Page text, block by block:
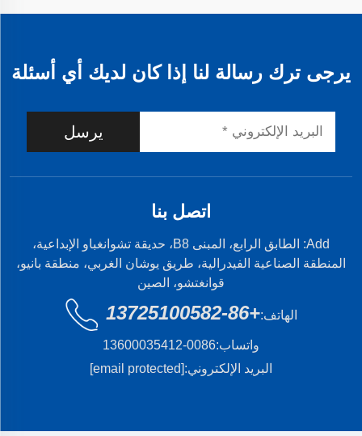
يرجى ترك رسالة لنا إذا كان لديك أي أسئلة
يرسل
اتصل بنا
Add: الطابق الرابع، المبنى B8، حديقة تشوانغباو الإبداعية،
المنطقة الصناعية الفيدرالية، طريق يوشان الغربي، منطقة بانيو،
قوانغتشو، الصين
الهاتف:+86-13725100582
واتساب:0086-13600035412
البريد الإلكتروني:[email protected]